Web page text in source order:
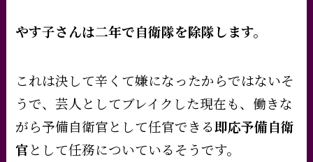
やす子さんは二年で自衛隊を除隊します。
これは決して辛くて嫌になったからではないそ
うで、芸人としてブレイクした現在も、働きな
がら予備自衛官として任官できる即応予備自衛
官として任務についているそうです。